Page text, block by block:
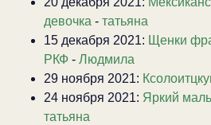
девочка - татьяна
15 декабря 2021: Щенки
РКФ - Людмила
29 ноября 2021:
24 ноября 2021: Яркий
татьяна